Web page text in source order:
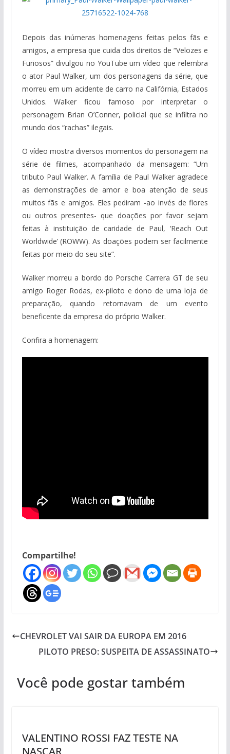
Depois das inúmeras homenagens feitas pelos fãs e
amigos, a empresa que cuida dos direitos de “Velozes e
Furiosos” divulgou no YouTube um vídeo que relembra
o ator Paul Walker, um dos personagens da série, que
morreu em um acidente de carro na Califórnia, Estados
Unidos. Walker ficou famoso por interpretar o
personagem Brian O’Conner, policial que se infiltra no
mundo dos “rachas” ilegais.
O vídeo mostra diversos momentos do personagem na
série de filmes, acompanhado da mensagem: “Um
tributo Paul Walker. A família de Paul Walker agradece
as demonstrações de amor e boa atenção de seus
muitos fãs e amigos. Eles pediram -ao invés de flores
ou outros presentes- que doações por favor sejam
feitas à instituição de caridade de Paul, ‘Reach Out
Worldwide’ (ROWW). As doações podem ser facilmente
feitas por meio do seu site”.
Walker morreu a bordo do Porsche Carrera GT de seu
amigo Roger Rodas, ex-piloto e dono de uma loja de
preparação, quando retornavam de um evento
beneficente da empresa do próprio Walker.
Confira a homenagem:
Compartilhe!
CHEVROLET VAI SAIR DA EUROPA EM 2016
PILOTO PRESO: SUSPEITA DE ASSASSINATO
Você pode gostar também
VALENTINO ROSSI FAZ TESTE NA
NASCAR